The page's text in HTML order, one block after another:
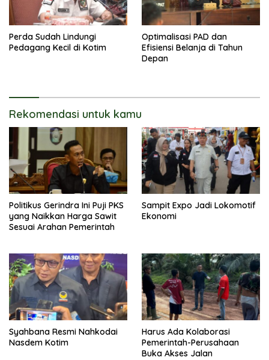
Perda Sudah Lindungi
Pedagang Kecil di Kotim
Optimalisasi PAD dan
Efisiensi Belanja di Tahun
Depan
Rekomendasi untuk kamu
Politikus Gerindra Ini Puji PKS
yang Naikkan Harga Sawit
Sesuai Arahan Pemerintah
Sampit Expo Jadi Lokomotif
Ekonomi
Syahbana Resmi Nahkodai
Nasdem Kotim
Harus Ada Kolaborasi
Pemerintah-Perusahaan
Buka Akses Jalan